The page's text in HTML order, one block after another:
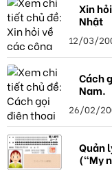
Xin
Nhật
12/03/
Cách
Nam.
26/02/
Quản
("My